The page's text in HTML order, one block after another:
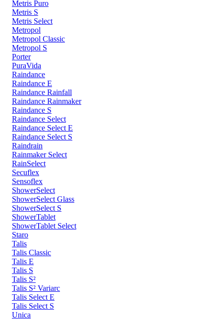
Metris Puro
Metris S
Metris Select
Metropol
Metropol Classic
Metropol S
Porter
PuraVida
Raindance
Raindance E
Raindance Rainfall
Raindance Rainmaker
Raindance S
Raindance Select
Raindance Select E
Raindance Select S
Raindrain
Rainmaker Select
RainSelect
Secuflex
Sensoflex
ShowerSelect
ShowerSelect Glass
ShowerSelect S
ShowerTablet
ShowerTablet Select
Staro
Talis
Talis Classic
Talis E
Talis S
Talis S²
Talis S² Variarc
Talis Select E
Talis Select S
Unica